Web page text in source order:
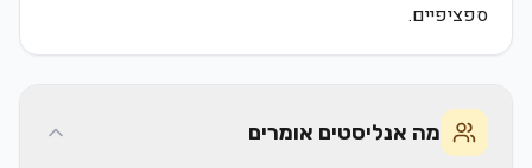
ספציפיים.
מה אנליסטים אומרים